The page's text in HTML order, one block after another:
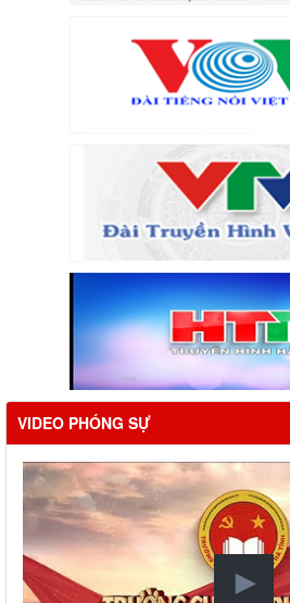
VIDEO PHÓNG SỰ